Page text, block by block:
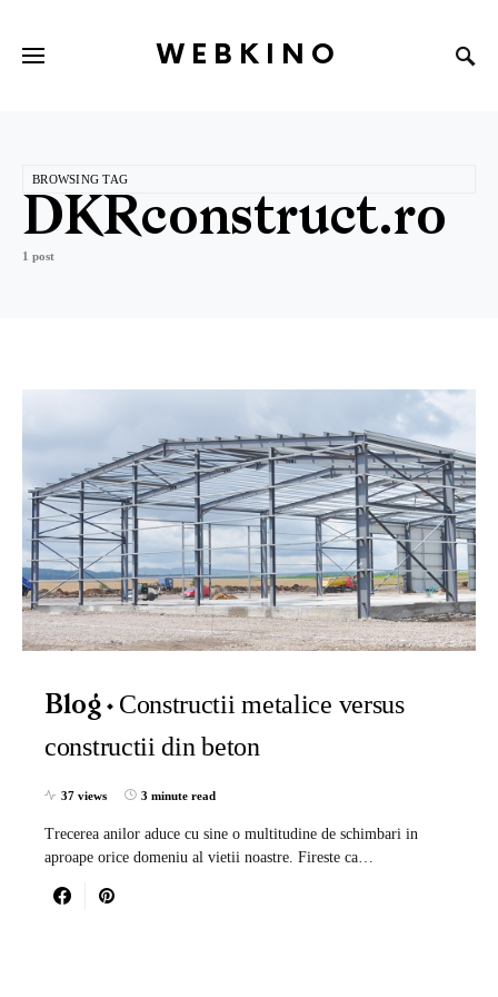
WEBKINO
BROWSING TAG
DKRconstruct.ro
1 post
Blog
Constructii metalice versus
constructii din beton
37 views 3 minute read
Trecerea anilor aduce cu sine o multitudine de schimbari in
aproape orice domeniu al vietii noastre. Fireste ca…